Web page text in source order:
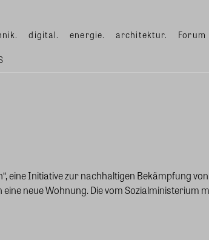
digital. energie. architektur.
eine Initiative zur nachhaltigen Bekämpfung
neue Wohnung. Die vom Sozialministerium